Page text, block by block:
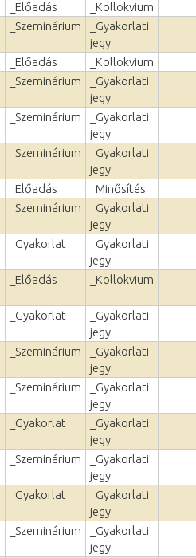
_Előadás
_Kollokvium
_Szeminárium
_Gyakorlati
jegy
_Előadás
_Kollokvium
_Szeminárium
_Gyakorlati
jegy
_Szeminárium
_Gyakorlati
jegy
_Szeminárium
_Gyakorlati
jegy
_Előadás
_Minősítés
_Szeminárium
_Gyakorlati
jegy
_Gyakorlat
_Gyakorlati
jegy
_Előadás _Kollokvium
_Gyakorlat
_Gyakorlati
jegy
_Szeminárium
_Gyakorlati
jegy
_Szeminárium
_Gyakorlati
jegy
_Gyakorlat
_Gyakorlati
jegy
_Szeminárium
_Gyakorlati
jegy
_Gyakorlat
_Gyakorlati
jegy
_Szeminárium
_Gyakorlati
jegy